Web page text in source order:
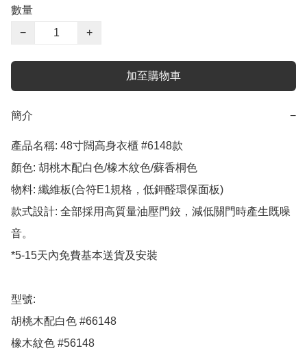
數量
−
+
加至購物車
簡介 −
產品名稱: 48寸闊高身衣櫃 #6148款
顏色: 胡桃木配白色/橡木紋色/蘇香桐色
物料: 纖維板(合符E1規格，低鉀醛環保面板)
款式設計: 全部採用高質量油壓門鉸，減低關門時產生既噪
音。
*5-15天內免費基本送貨及安裝
型號:
胡桃木配白色 #66148
橡木紋色 #56148